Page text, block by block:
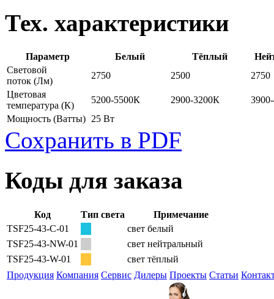
Тех. характеристики
Параметр Белый Тёплый
Световой
поток (Лм)
2750 2500
2750
Цветовая
температура (К)
5200-5500К 2900-3200К
Мощность (Ватты) 25 Вт
Сохранить в PDF
Коды для заказа
Код Тип света
Примечание
TSF25-43-С-01
свет белый
TSF25-43-NW-01
свет нейтральный
TSF25-43-W-01
свет тёплый
Продукция Компания Сервис Дилеры Проекты Статьи